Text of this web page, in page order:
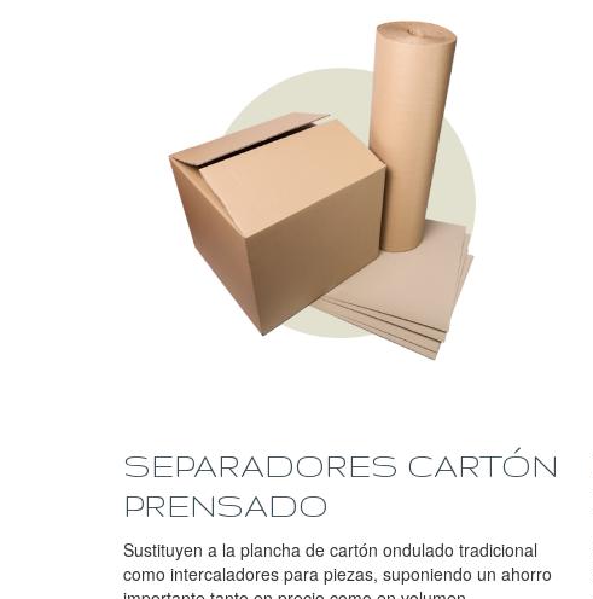
SEPARADORES CARTÓN
PRENSADO
Sustituyen a la plancha de cartón ondulado tradicional
como intercaladores para piezas, suponiendo un ahorro